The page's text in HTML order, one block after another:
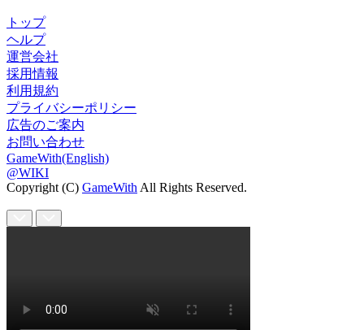
トップ
ヘルプ
運営会社
採用情報
利用規約
プライバシーポリシー
広告のご案内
お問い合わせ
GameWith(English)
@WIKI
Copyright (C) GameWith All Rights Reserved.